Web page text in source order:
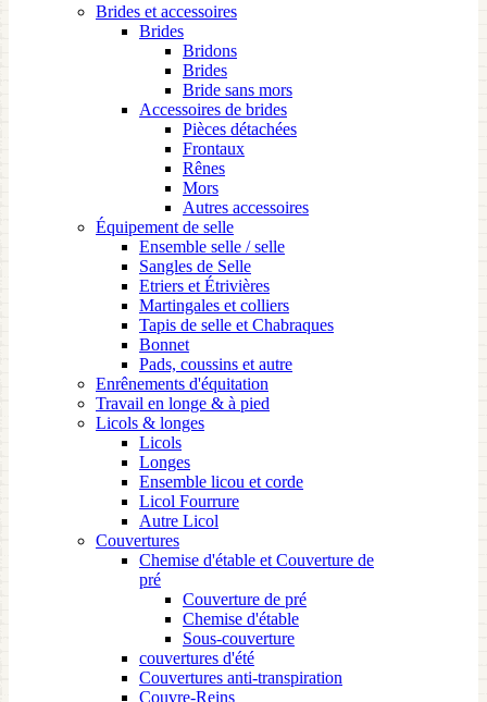
Brides et accessoires
Brides
Bridons
Brides
Bride sans mors
Accessoires de brides
Pièces détachées
Frontaux
Rênes
Mors
Autres accessoires
Équipement de selle
Ensemble selle / selle
Sangles de Selle
Etriers et Étrivières
Martingales et colliers
Tapis de selle et Chabraques
Bonnet
Pads, coussins et autre
Enrênements d'équitation
Travail en longe & à pied
Licols & longes
Licols
Longes
Ensemble licou et corde
Licol Fourrure
Autre Licol
Couvertures
Chemise d'étable et Couverture de
pré
Couverture de pré
Chemise d'étable
Sous-couverture
couvertures d'été
Couvertures anti-transpiration
Couvre-Reins